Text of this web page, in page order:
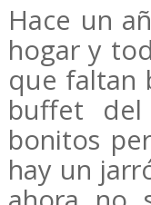
Hace un
hogar y
que faltan
buffet del
bonitos
hay un